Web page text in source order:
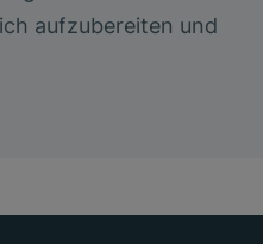
aufzubereiten und